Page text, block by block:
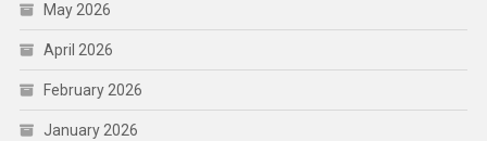
May 2026
April 2026
February 2026
January 2026